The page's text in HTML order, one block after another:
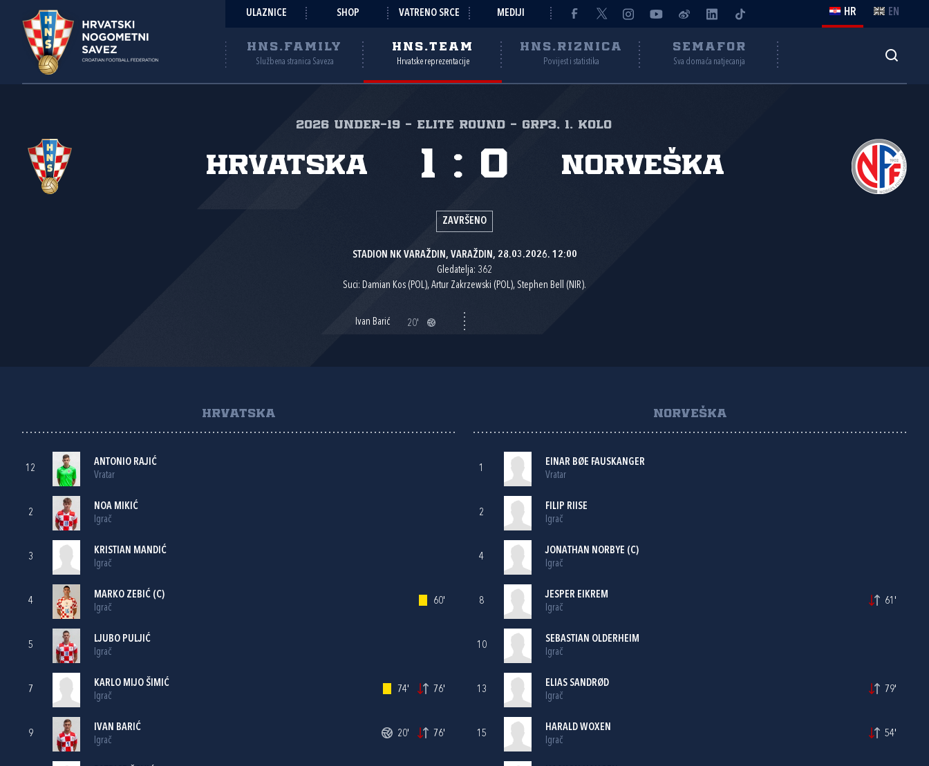
ULAZNICE SHOP VATRENO SRCE MEDIJI HR EN
HNS.FAMILY
Službena stranica Saveza
HNS.TEAM
Hrvatske reprezentacije
HNS.RIZNICA
Povijest i statistika
SEMAFOR
Sva domaća natjecanja
2026 Under-19 - Elite round - Grp3, 1. kolo
Hrvatska Norveška
1 : 0
ZAVRŠENO
STADION NK VARAŽDIN, VARAŽDIN, 28.03.2026. 12:00
Gledatelja: 362
Suci: Damian Kos (POL), Artur Zakrzewski (POL), Stephen Bell (NIR).
Ivan Barić 20'
HRVATSKA
12
ANTONIO RAJIĆ
Vratar
2
NOA MIKIĆ
Igrač
3
KRISTIAN MANDIĆ
Igrač
4
MARKO ZEBIĆ (C)
Igrač
60'
5
LJUBO PULJIĆ
Igrač
7
KARLO MIJO ŠIMIĆ
Igrač
74' 76'
9
IVAN BARIĆ
Igrač
20' 76'
NORVEŠKA
1
EINAR BØE FAUSKANGER
Vratar
2
FILIP RIISE
Igrač
4
JONATHAN NORBYE (C)
Igrač
8
JESPER EIKREM
Igrač
61'
10
SEBASTIAN OLDERHEIM
Igrač
13
ELIAS SANDRØD
Igrač
79'
15
HARALD WOXEN
Igrač
54'